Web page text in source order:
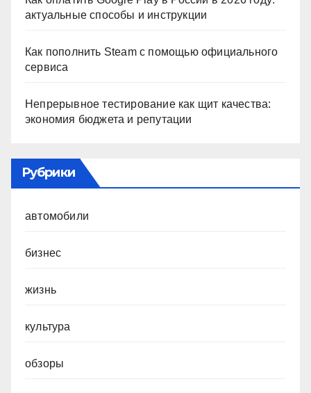
актуальные способы и инструкции
Как пополнить Steam с помощью официального
сервиса
Непрерывное тестирование как щит качества:
экономия бюджета и репутации
Рубрики
автомобили
бизнес
жизнь
культура
обзоры